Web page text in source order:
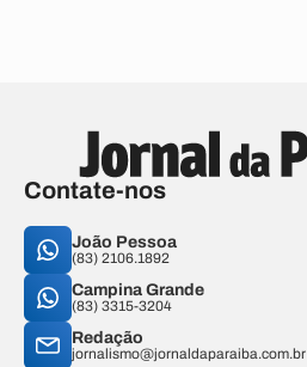
Contate-nos
João Pessoa
(83) 2106.1892
Campina Grande
(83) 3315-3204
Redação
jornalismo@jornaldaparaiba.com.br